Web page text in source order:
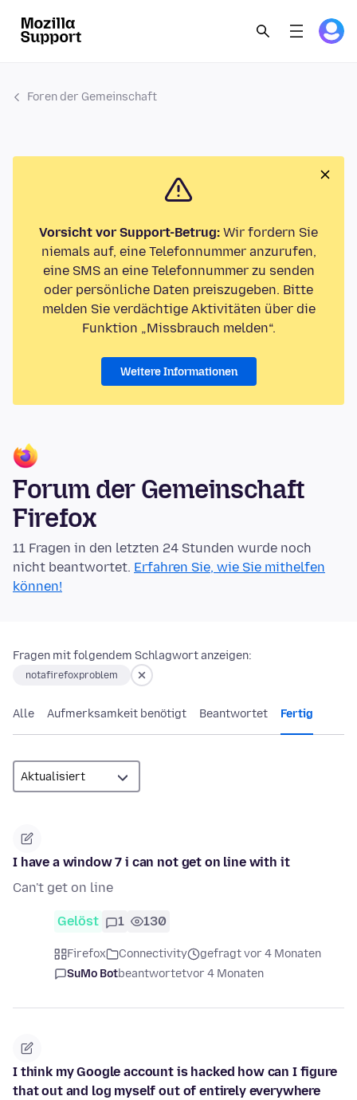
Foren der Gemeinschaft
Vorsicht vor Support-Betrug: Wir fordern Sie
niemals auf, eine Telefonnummer anzurufen,
eine SMS an eine Telefonnummer zu senden
oder persönliche Daten preiszugeben. Bitte
melden Sie verdächtige Aktivitäten über die
Funktion „Missbrauch melden“.
Weitere Informationen
Forum der Gemeinschaft
Firefox
11 Fragen in den letzten 24 Stunden wurde noch
nicht beantwortet. Erfahren Sie, wie Sie mithelfen
können!
Fragen mit folgendem Schlagwort anzeigen:
notafirefoxproblem
Alle Aufmerksamkeit benötigt Beantwortet Fertig
I have a window 7 i can not get on line with it
Can't get on line
Gelöst 1 130
Firefox Connectivity
gefragt vor 4 Monaten
SuMo Botbeantwortetvor 4 Monaten
I think my Google account is hacked how can I figure
that out and log myself out of entirely everywhere